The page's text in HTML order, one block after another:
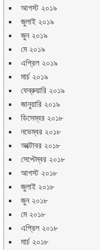
আগস্ট ২০১৯
জুলাই ২০১৯
জুন ২০১৯
মে ২০১৯
এপ্রিল ২০১৯
মার্চ ২০১৯
ফেব্রুয়ারি ২০১৯
জানুয়ারি ২০১৯
ডিসেম্বর ২০১৮
নভেম্বর ২০১৮
অক্টোবর ২০১৮
সেপ্টেম্বর ২০১৮
আগস্ট ২০১৮
জুলাই ২০১৮
জুন ২০১৮
মে ২০১৮
এপ্রিল ২০১৮
মার্চ ২০১৮